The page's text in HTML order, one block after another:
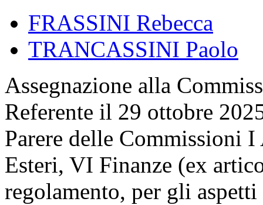
FRASSINI Rebecca
TRANCASSINI Paolo
Assegnazione alla
Referente il 29 ottobre
Parere delle
Esteri, VI Finanze (ex
regolamento, per gli